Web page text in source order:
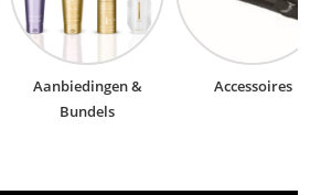
Aanbiedingen &
Bundels
Accessoires